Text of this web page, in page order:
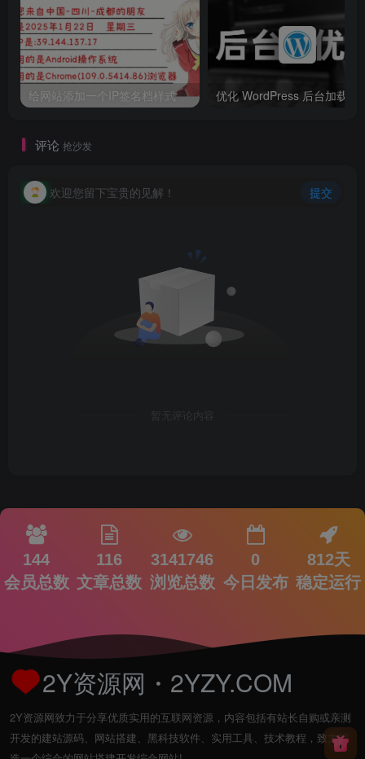
给网站添加一个IP签名档样式
评论 抢沙发
欢迎您留下宝贵的见解！ 提交
暂无评论内容
144
会员总数
116
文章总数
3141746
浏览总数
0
今日发布
812天
稳定运行
2Y资源网・2YZY.COM
2Y资源网致力于分享优质实用的互联网资源，内容包括有站长自购或亲测
开发的建站源码、网站搭建、黑科技软件、实用工具、技术教程，致力打